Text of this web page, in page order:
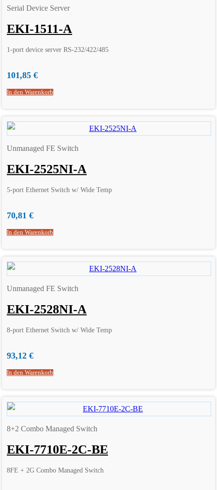
Serial Device Server
EKI-1511-A
1-port device server RS-232/422/485
101,85 €
In den Warenkorb
Unmanaged FE Switch
EKI-2525NI-A
5-port Ethernet Switch w/ Wide Temp
70,81 €
In den Warenkorb
Unmanaged FE Switch
EKI-2528NI-A
8-port Ethernet Switch w/ Wide Temp
93,12 €
In den Warenkorb
8+2 Combo Managed Switch
EKI-7710E-2C-BE
8FE + 2G Combo Managed Switch